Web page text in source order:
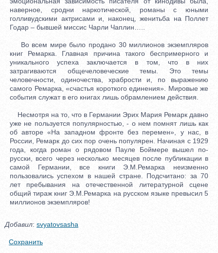
наверное, сродни наркотической, романы с юными
голливудскими актрисами и, наконец, женитьба на Поллет
Годар – бывшей миссис Чарли Чаплин…..
Во всем мире было продано 30 миллионов экземпляров
книг Ремарка. Главная причина такого беспримерного и
уникального успеха заключается в том, что в них
затрагиваются общечеловеческие темы. Это темы
человечности, одиночества, храбрости и, по выражению
самого Ремарка, «счастья короткого единения». Мировые же
события служат в его книгах лишь обрамлением действия.
Несмотря на то, что в Германии Эрих Мария Ремарк давно
уже не пользуется популярностью, - о нем помнят лишь как
об авторе «На западном фронте без перемен», у нас, в
России, Ремарк до сих пор очень популярен. Начиная с 1929
года, когда роман о рядовом Пауле Боймере вышел по-
русски, всего через несколько месяцев после публикации в
самой Германии, все книги Э.М.Ремарка неизменно
пользовались успехом в нашей стране. Подсчитано: за 70
лет пребывания на отечественной литературной сцене
общий тираж книг Э.М.Ремарка на русском языке превысил 5
миллионов экземпляров!
Добавил: svyatovsasha
Сохранить